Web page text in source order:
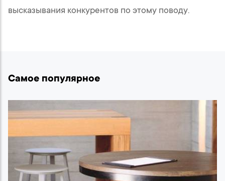
высказывания конкурентов по этому поводу.
Самое популярное